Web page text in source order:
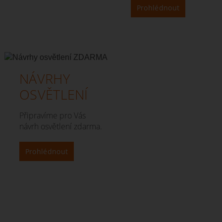
Prohlédnout
NÁVRHY
OSVĚTLENÍ
Připravíme pro Vás
návrh osvětlení zdarma.
Prohlédnout